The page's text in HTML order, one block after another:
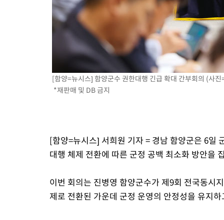
[속보] 이란 대통령 "지금 최고지도자와 소통하기가 매우 어려
[속보] "이란-오만, 호르무즈 해협 통행 항로 합의" 이란 외무부 대
[함양=뉴시스] 함양군수 권한대행 긴급 확대 간부회의 (사
*재판매 및 DB 금지
[함양=뉴시스] 서희원 기자 = 경남 함양군은 6일
대행 체제 전환에 따른 군정 공백 최소화 방안을
이번 회의는 진병영 함양군수가 제9회 전국동시
제로 전환된 가운데 군정 운영의 안정성을 유지